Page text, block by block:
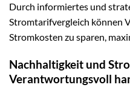
Durch informiertes und
Stromtarifvergleich können
Stromkosten zu sparen,
Nachhaltigkeit und
Verantwortungsvoll